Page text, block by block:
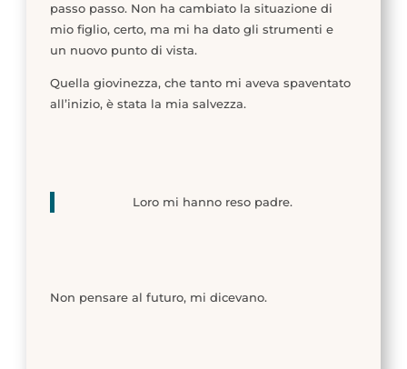
passo passo. Non ha cambiato la situazione di
mio figlio, certo, ma mi ha dato gli strumenti e
un nuovo punto di vista.
Quella giovinezza, che tanto mi aveva spaventato
all’inizio, è stata la mia salvezza.
Loro mi hanno reso padre.
Non pensare al futuro, mi dicevano.